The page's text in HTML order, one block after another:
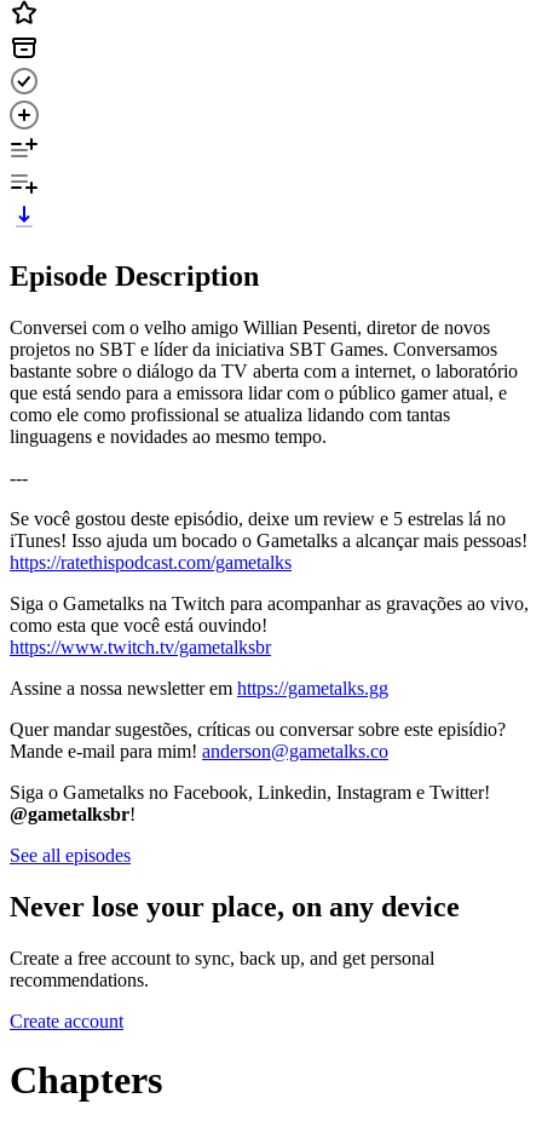
Episode Description
Conversei com o velho amigo Willian Pesenti, diretor de novos
projetos no SBT e líder da iniciativa SBT Games. Conversamos
bastante sobre o diálogo da TV aberta com a internet, o laboratório
que está sendo para a emissora lidar com o público gamer atual, e
como ele como profissional se atualiza lidando com tantas
linguagens e novidades ao mesmo tempo.
---
Se você gostou deste episódio, deixe um review e 5 estrelas lá no
iTunes! Isso ajuda um bocado o Gametalks a alcançar mais pessoas!
https://ratethispodcast.com/gametalks
Siga o Gametalks na Twitch para acompanhar as gravações ao vivo,
como esta que você está ouvindo!
https://www.twitch.tv/gametalksbr
Assine a nossa newsletter em https://gametalks.gg
Quer mandar sugestões, críticas ou conversar sobre este episídio?
Mande e-mail para mim! anderson@gametalks.co
Siga o Gametalks no Facebook, Linkedin, Instagram e Twitter!
@gametalksbr!
See all episodes
Never lose your place, on any device
Create a free account to sync, back up, and get personal
recommendations.
Create account
Chapters